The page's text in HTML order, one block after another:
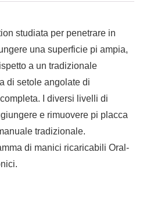
studiata per penetrare in
una superficie pi ampia,
a un tradizionale
di setole angolate di
I diversi livelli di
e rimuovere pi placca
tradizionale.
di manici ricaricabili Oral-